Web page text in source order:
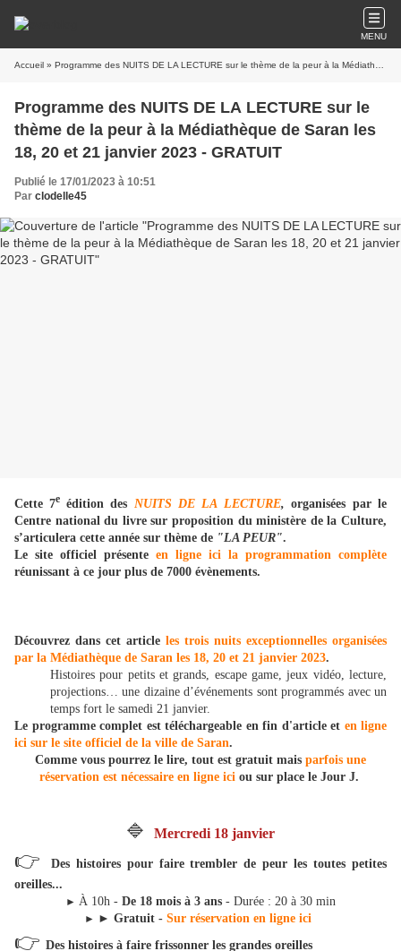
MENU
Accueil » Programme des NUITS DE LA LECTURE sur le thème de la peur à la Médiathèque de Saran les 18, 20 et 21 janvier 2023 - GRATUIT
Programme des NUITS DE LA LECTURE sur le
thème de la peur à la Médiathèque de Saran les
18, 20 et 21 janvier 2023 - GRATUIT
Publié le 17/01/2023 à 10:51
Par clodelle45
Cette 7e édition des NUITS DE LA LECTURE, organisées par le
Centre national du livre sur proposition du ministère de la Culture,
s’articulera cette année sur thème de "LA PEUR".
Le site officiel présente en ligne ici la programmation complète
réunissant à ce jour plus de 7000 évènements.
Découvrez dans cet article les trois nuits exceptionnelles organisées
par la Médiathèque de Saran les 18, 20 et 21 janvier 2023.
Histoires pour petits et grands, escape game, jeux vidéo, lecture,
projections… une dizaine d’événements sont programmés avec un
temps fort le samedi 21 janvier.
Le programme complet est téléchargeable en fin d'article et en ligne
ici sur le site officiel de la ville de Saran.
Comme vous pourrez le lire, tout est gratuit mais parfois une
réservation est nécessaire en ligne ici ou sur place le Jour J.
🔷 Mercredi 18 janvier
👉
Des histoires pour faire trembler de peur les toutes petites
oreilles...
► À 10h - De 18 mois à 3 ans - Durée : 20 à 30 min
► ► Gratuit - Sur réservation en ligne ici
👉 Des histoires à faire frissonner les grandes oreilles